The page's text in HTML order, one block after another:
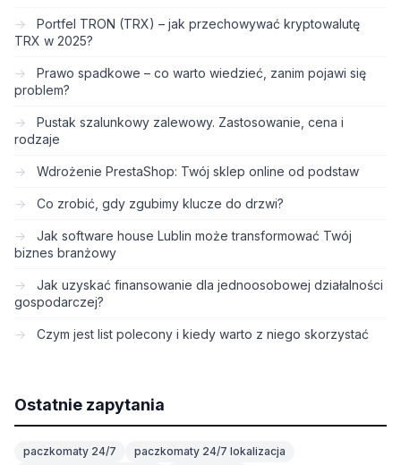
Portfel TRON (TRX) – jak przechowywać kryptowalutę
TRX w 2025?
Prawo spadkowe – co warto wiedzieć, zanim pojawi się
problem?
Pustak szalunkowy zalewowy. Zastosowanie, cena i
rodzaje
Wdrożenie PrestaShop: Twój sklep online od podstaw
Co zrobić, gdy zgubimy klucze do drzwi?
Jak software house Lublin może transformować Twój
biznes branżowy
Jak uzyskać finansowanie dla jednoosobowej działalności
gospodarczej?
Czym jest list polecony i kiedy warto z niego skorzystać
Ostatnie zapytania
paczkomaty 24/7
paczkomaty 24/7 lokalizacja